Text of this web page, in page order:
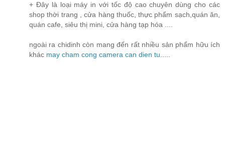
+ Đây là loại máy in với tốc độ cao chuyên dùng cho các
shop thời trang , cửa hàng thuốc, thực phẩm sạch,quán ăn,
quán cafe, siêu thị mini, cửa hàng tạp hóa ....
ngoài ra chidinh còn mang đến rất nhiều sản phẩm hữu ích
khác may cham cong camera can dien tu